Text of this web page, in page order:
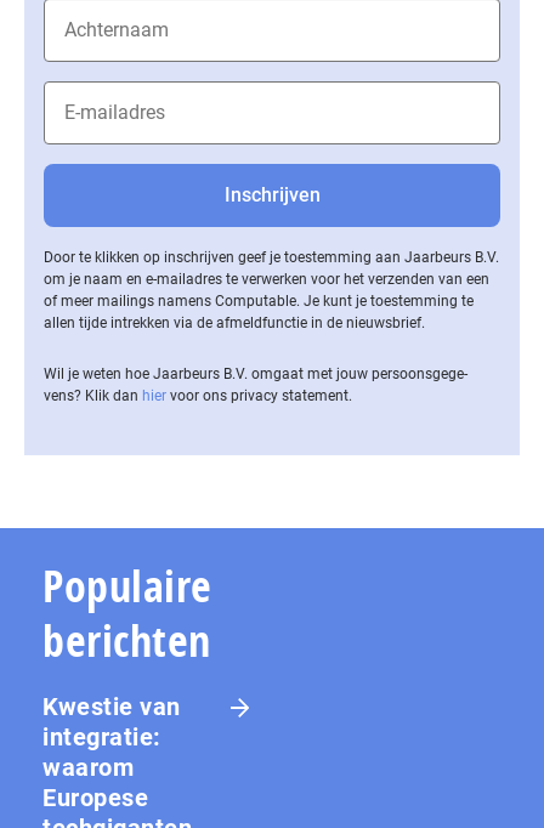
Door te klikken op inschrijven geef je toestemming aan Jaarbeurs B.V.
om je naam en e-mailadres te verwerken voor het verzenden van een
of meer mailings namens Computable. Je kunt je toestemming te
allen tijde intrekken via de af­meld­func­tie in de nieuwsbrief.
Wil je weten hoe Jaarbeurs B.V. omgaat met jouw per­soons­ge­ge­
vens? Klik dan hier voor ons privacy statement.
Populaire
berichten
Kwestie van
integratie:
waarom
Europese